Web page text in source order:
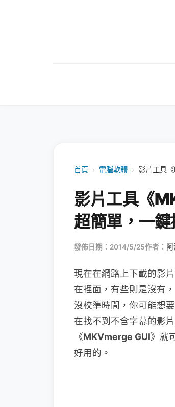
首頁 › 電腦軟體 › 影片工具
影片工具《
超簡單，一鍵
發佈日期：2014/5/25作者：
現在在網路上下載的影
在裡面，有些則是沒有
沒校準時間，你可能想
在找不到不含字幕的影
《MKVmerge GUI》就
好用的。